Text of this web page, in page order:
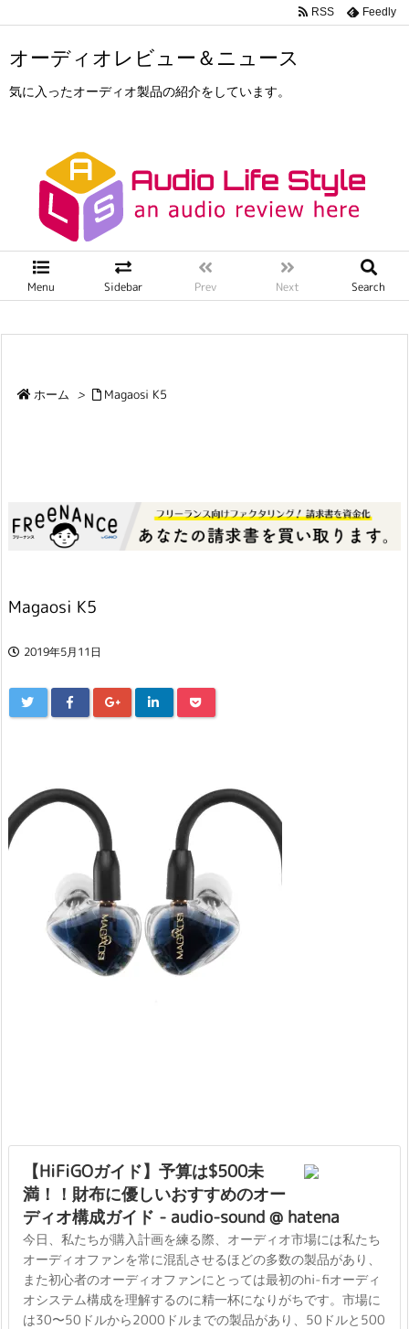
オーディオレビュー＆ニュース
気に入ったオーディオ製品の紹介をしています。
Menu Sidebar Prev Next Search
RSS Feedly
ホーム > Magaosi K5
Magaosi K5
2019年5月11日
【HiFiGOガイド】予算は$500未
満！！財布に優しいおすすめのオー
ディオ構成ガイド - audio-sound @ hatena
今日、私たちが購入計画を練る際、オーディオ市場には私たち
オーディオファンを常に混乱させるほどの多数の製品があり、
また初心者のオーディオファンにとっては最初のhi-fiオーディ
オシステム構成を理解するのに精一杯になりがちです。市場に
は30〜50ドルから2000ドルまでの製品があり、50ドルと500